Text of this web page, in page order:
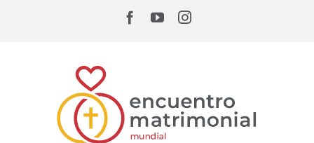
Facebook
YouTubeInstagram